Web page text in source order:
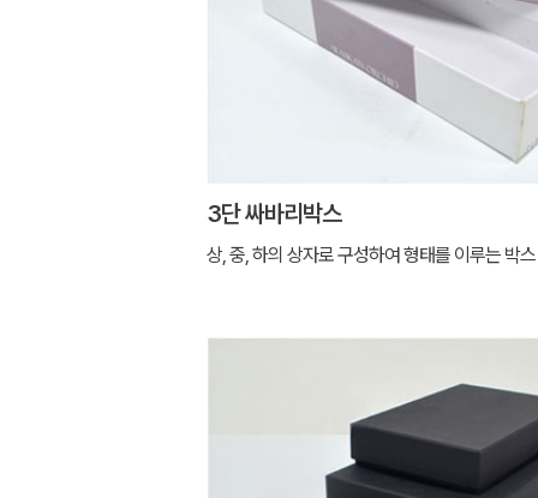
3단 싸바리박스
상, 중, 하의 상자로 구성하여 형태를 이루는 박스